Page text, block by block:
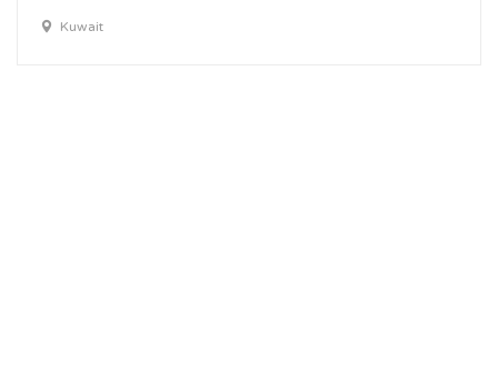
Kuwait